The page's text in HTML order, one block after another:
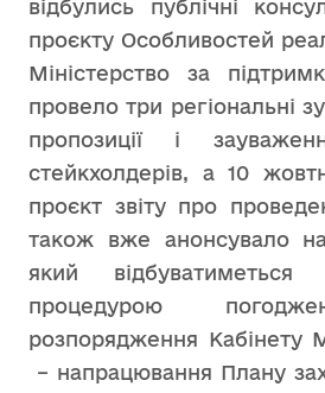
відбулись публічні
проєкту Особливостей
Міністерство за
провело три регіональні
пропозиції і
стейкхолдерів, а 10
проєкт звіту про
також вже анонсувало
який
процедурою
розпорядження Кабінету
– напрацювання Плану